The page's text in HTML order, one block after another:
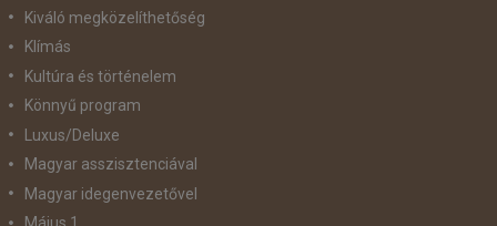
Kiváló megközelíthetőség
Klímás
Kultúra és történelem
Könnyű program
Luxus/Deluxe
Magyar asszisztenciával
Magyar idegenvezetővel